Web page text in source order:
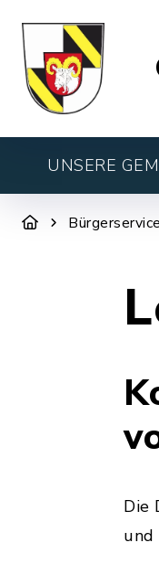
UNSERE
Die
und